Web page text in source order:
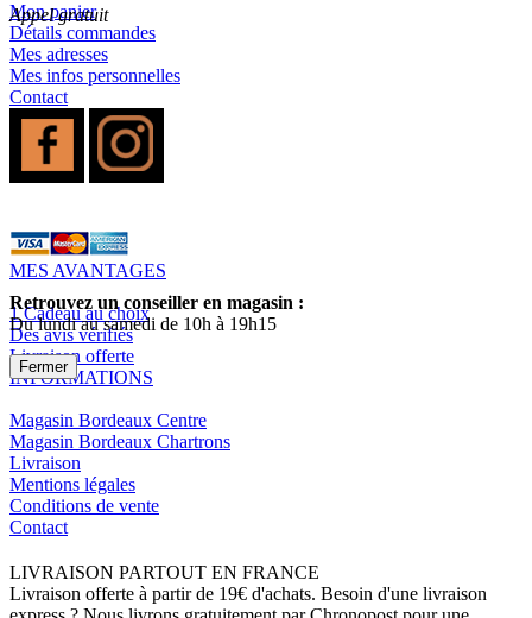
Mon panier
Détails commandes
Mes adresses
Mes infos personnelles
Contact
MES AVANTAGES
1 Cadeau au choix
Des avis vérifiés
Livraison offerte
INFORMATIONS
Magasin Bordeaux Centre
Magasin Bordeaux Chartrons
Livraison
Mentions légales
Conditions de vente
Contact
LIVRAISON PARTOUT EN FRANCE
Livraison offerte à partir de 19€ d'achats. Besoin d'une livraison
Appel gratuit
Retrouvez un conseiller en magasin :
Du lundi au samedi de 10h à 19h15
Fermer